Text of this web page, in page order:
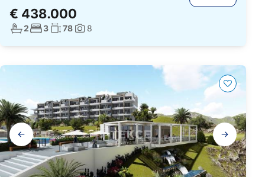
€ 438.000
Aantal badkamers:
2Aantal slaapkamers:
3Woonoppervlakte:
78Foto's:
8
Galerij
navigatie